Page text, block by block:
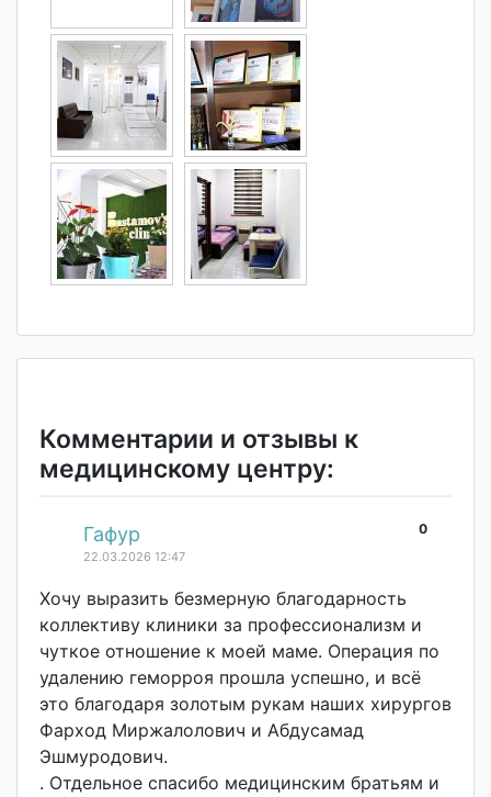
Комментарии и отзывы к
медицинскому центру:
0
Гафур
22.03.2026 12:47
Хочу выразить безмерную благодарность
коллективу клиники за профессионализм и
чуткое отношение к моей маме. Операция по
удалению геморроя прошла успешно, и всё
это благодаря золотым рукам наших хирургов
Фарход Миржалолович и Абдусамад
Эшмуродович.
. Отдельное спасибо медицинским братьям и